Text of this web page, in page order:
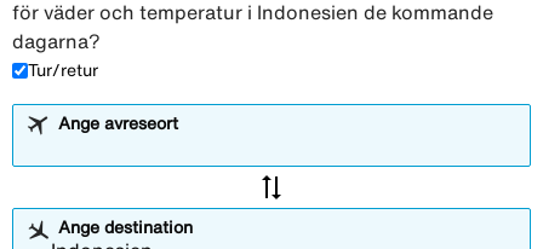
för väder och temperatur i Indonesien de kommande
dagarna?
Tur/retur
Ange avreseort
sync_alt
Ange destination